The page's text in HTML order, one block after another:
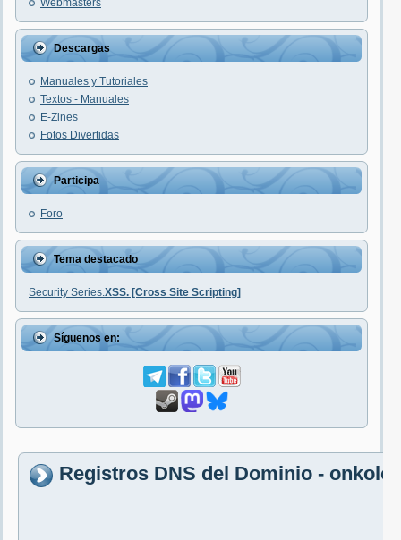
Webmasters
Descargas
Manuales y Tutoriales
Textos - Manuales
E-Zines
Fotos Divertidas
Participa
Foro
Tema destacado
Security Series.XSS. [Cross Site Scripting]
Síguenos en:
Registros DNS del Dominio -